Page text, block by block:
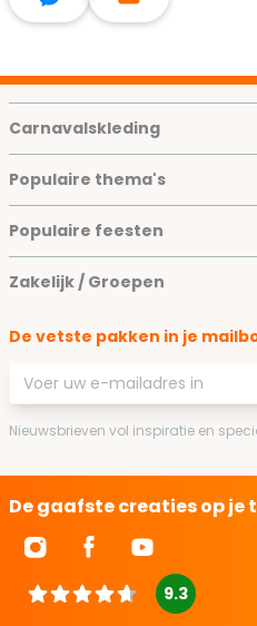
Carnavalskleding
Populaire thema's
Populaire feesten
Zakelijk / Groepen
De vetste pakken in je
E-mailadres
Nieuwsbrieven vol inspiratie en
De gaafste creaties op je
9.3